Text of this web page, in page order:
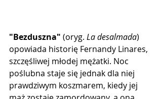
"Bezduszna" (oryg. La desalmada)
opowiada historię Fernandy Linares,
szczęśliwej młodej mężatki. Noc
poślubna staje się jednak dla niej
prawdziwym koszmarem, kiedy jej